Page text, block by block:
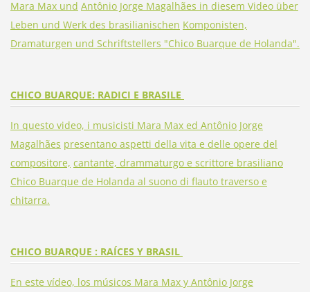
Mara Max und Antônio Jorge Magalhães in diesem Video über
Leben und Werk des brasilianischen Komponisten,
Dramaturgen und Schriftstellers "Chico Buarque de Holanda".
CHICO BUARQUE: RADICI E BRASILE
In questo video, i musicisti Mara Max ed Antônio Jorge
Magalhães presentano aspetti della vita e delle opere del
compositore, cantante, drammaturgo e scrittore brasiliano
Chico Buarque de Holanda al suono di flauto traverso e
chitarra.
CHICO BUARQUE : RAÍCES Y BRASIL
En este vídeo, los músicos Mara Max y Antônio Jorge